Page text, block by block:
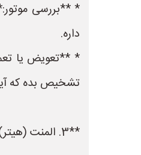
* **بررسی
داره.
* **تعویض یا
تشخیص بده که
**3. المنت (هیتر):**